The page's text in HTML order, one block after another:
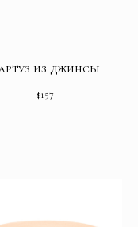
из джинсы
$157